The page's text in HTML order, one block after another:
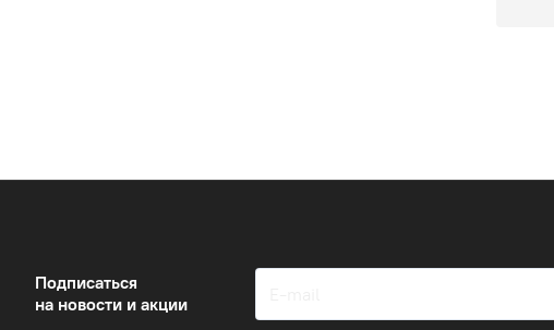
Подписаться
на новости и акции